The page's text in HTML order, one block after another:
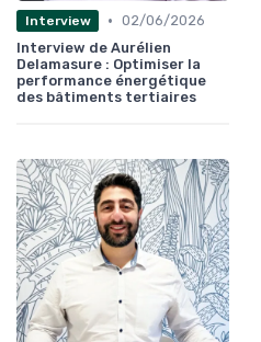
Interview • 02/06/2026
Interview de Aurélien
Delamasure : Optimiser la
performance énergétique
des bâtiments tertiaires